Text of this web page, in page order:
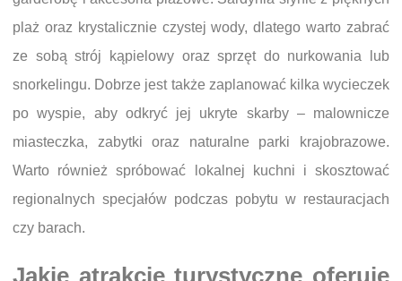
plaż oraz krystalicznie czystej wody, dlatego warto zabrać
ze sobą strój kąpielowy oraz sprzęt do nurkowania lub
snorkelingu. Dobrze jest także zaplanować kilka wycieczek
po wyspie, aby odkryć jej ukryte skarby – malownicze
miasteczka, zabytki oraz naturalne parki krajobrazowe.
Warto również spróbować lokalnej kuchni i skosztować
regionalnych specjałów podczas pobytu w restauracjach
czy barach.
Jakie atrakcje turystyczne oferuje